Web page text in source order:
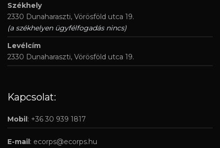
Székhely
2330 Dunaharaszti, Vörösföld utca 19.
(a székhelyen ügyfélfogadás nincs)
Levélcím
2330 Dunaharaszti, Vörösföld utca 19.
Kapcsolat:
Mobil: +36 30 939 1817
E-mail: ecorps@ecorps.hu